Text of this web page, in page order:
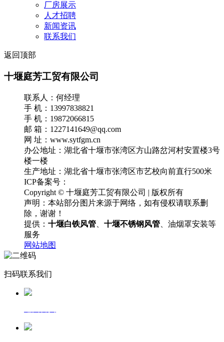
厂房展示
人才招聘
新闻资讯
联系我们
返回顶部
十堰庭芳工贸有限公司
联系人：何经理
手 机：13997838821
手 机：19872066815
邮 箱：1227141649@qq.com
网 址：www.sytfgm.cn
办公地址：湖北省十堰市张湾区方山路岔河村安置楼3号
楼一楼
生产地址：湖北省十堰市张湾区市艺校向前直行500米
ICP备案号：
Copyright © 十堰庭芳工贸有限公司 | 版权所有
声明：本站部分图片来源于网络，如有侵权请联系删
除，谢谢！
提供： 十堰白铁风管 十堰不锈钢风管 、油烟罩安装等
服务
网站地图
扫码联系我们